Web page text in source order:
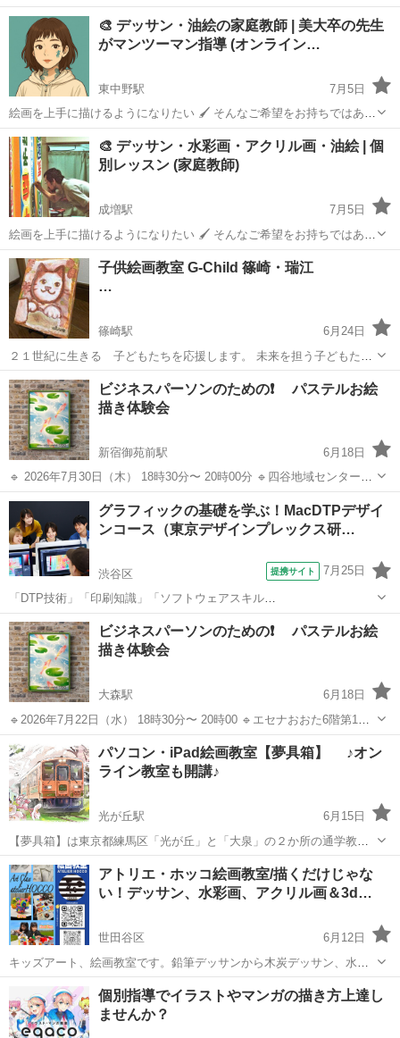
まで、 その人に合わせて教授しますので、 安心して学んでいただけま
す。 書は自分磨きの年齢に関係ない高尚な趣味です。 皇室でも書の稽
古は大切な講義です。 ...
東京 荒川区 その他
🎨 デッサン・油絵の家庭教師 | 美大卒の先生
がマンツーマン指導 (オンライン…
東中野駅
7月5日
絵画を上手に描けるようになりたい 🖌️ そんなご希望をお持ちではあり
ませんか❓ アートの家庭教師サービス「奏彩(かないろ)」では、アート
をもっと楽しく、もっと自由に学べるよう、お一人おひとりのペース
に合わせたレッスン...
東京 中野区 東中野駅 絵画 レッスン
🎨 デッサン・水彩画・アクリル画・油絵 | 個
別レッスン (家庭教師)
成増駅
7月5日
絵画を上手に描けるようになりたい 🖌️ そんなご希望をお持ちではあり
ませんか❓ アートの家庭教師サービス「奏彩(かないろ)」では、アート
をもっと楽しく、もっと自由に学べるよう、お一人おひとりのペース
に合わせたレッスン...
東京 板橋区 成増駅 絵画 先生
子供絵画教室 G-Child 篠崎・瑞江
…
篠崎駅
6月24日
２１世紀に生きる 子どもたちを応援します。 未来を担う子どもた
ち それぞれの子がそれぞれに授かった どの子も必ず持っている
キラリと光る個性を個性を引き出すお手伝いができたらと思っていま
す。 テクニカルな上手...
東京 江戸川区 篠崎駅 イラスト クラス
ビジネスパーソンのための❗️ パステルお絵
描き体験会
新宿御苑前駅
6月18日
🔹 2026年7月30日（木） 18時30分〜 20時00分 🔹四谷地域センター11
階・集会室3 （※開始時間に遅れますと予定作品が終わらない場合が
あります。時間厳守でお願いします） 🔹絵心がない方のため、全く
初...
東京 新宿区 新宿御苑前駅 その他
グラフィックの基礎を学ぶ！MacDTPデザイ
ンコース（東京デザインプレックス研…
渋谷区 提携サイト 7月25日
「DTP技術」「印刷知識」「ソフトウェアスキル
（Illustrator/Photoshop/InDesign）」を基礎から実践レベルまで習得し
ます。授業では、企画・コンセプトワークから、ディレクション
DTP、ケーススタディ形...
東京 渋谷区 デッサン
ビジネスパーソンのための❗️ パステルお絵
描き体験会
大森駅
6月18日
🔹2026年7月22日（水） 18時30分〜 20時00 🔹エセナおおた6階第1学
習室A ※開始時間に遅れますと予定作品が終わらない場合がありま
す。時間厳守でお願いします 🔹絵心がない方のため、全く初めてさ
ん大歓迎の...
東京 大田区 その他 お絵描き
パソコン・iPad絵画教室【夢具箱】 ♪オン
ライン教室も開講♪
光が丘駅
6月15日
【夢具箱】は東京都練馬区「光が丘」と「大泉」の２か所の通学教室
と、場所を選ばない「オンライン教室」で開講しているパソコン絵画
教室です。 パソコンやiPadを活用して、水彩画・日本画・イラスト・
色鉛筆・ペン画・水墨・絵手...
東京 練馬区 光が丘駅 その他 絵画教室
アトリエ・ホッコ絵画教室/描くだけじゃな
い！デッサン、水彩画、アクリル画＆3d…
世田谷区
6月12日
キッズアート、絵画教室です。鉛筆デッサンから木炭デッサン、水彩
が、アクリル画、ボールペン画、とテーマや画材に変化をつけて絵画
を学びます。また、立体感たっぷりな3dペンやブロックタイムもイマ
ジネーションをくすぐりますよ！途中の...
世田谷区 絵画 アクリル画
個別指導でイラストやマンガの描き方上達し
ませんか？